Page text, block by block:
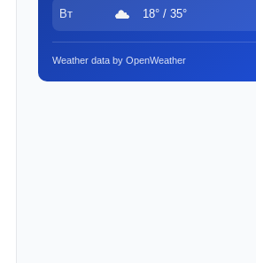
Вт 18° / 35°
Weather data by OpenWeather